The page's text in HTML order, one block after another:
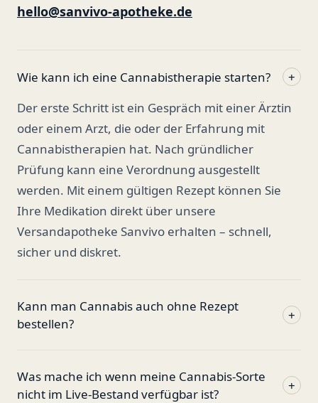
hello@sanvivo-apotheke.de
Wie kann ich eine Cannabistherapie starten?
+
Der erste Schritt ist ein Gespräch mit einer Ärztin
oder einem Arzt, die oder der Erfahrung mit
Cannabistherapien hat. Nach gründlicher
Prüfung kann eine Verordnung ausgestellt
werden. Mit einem gültigen Rezept können Sie
Ihre Medikation direkt über unsere
Versandapotheke Sanvivo erhalten – schnell,
sicher und diskret.
Kann man Cannabis auch ohne Rezept
bestellen?
+
Was mache ich wenn meine Cannabis-Sorte
nicht im Live-Bestand verfügbar ist?
+